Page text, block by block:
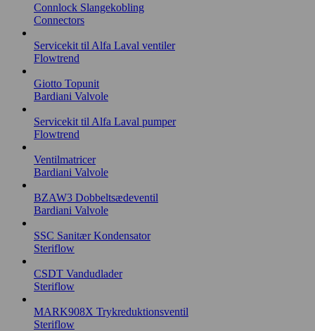
Connlock Slangekobling
Connectors
Servicekit til Alfa Laval ventiler
Flowtrend
Giotto Topunit
Bardiani Valvole
Servicekit til Alfa Laval pumper
Flowtrend
Ventilmatricer
Bardiani Valvole
BZAW3 Dobbeltsædeventil
Bardiani Valvole
SSC Sanitær Kondensator
Steriflow
CSDT Vandudlader
Steriflow
MARK908X Trykreduktionsventil
Steriflow